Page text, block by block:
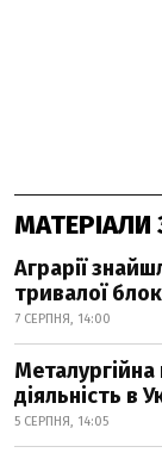
Аграрії
тривалої
7 СЕРПНЯ, 14:00
діяльність в
5 СЕРПНЯ, 14:05